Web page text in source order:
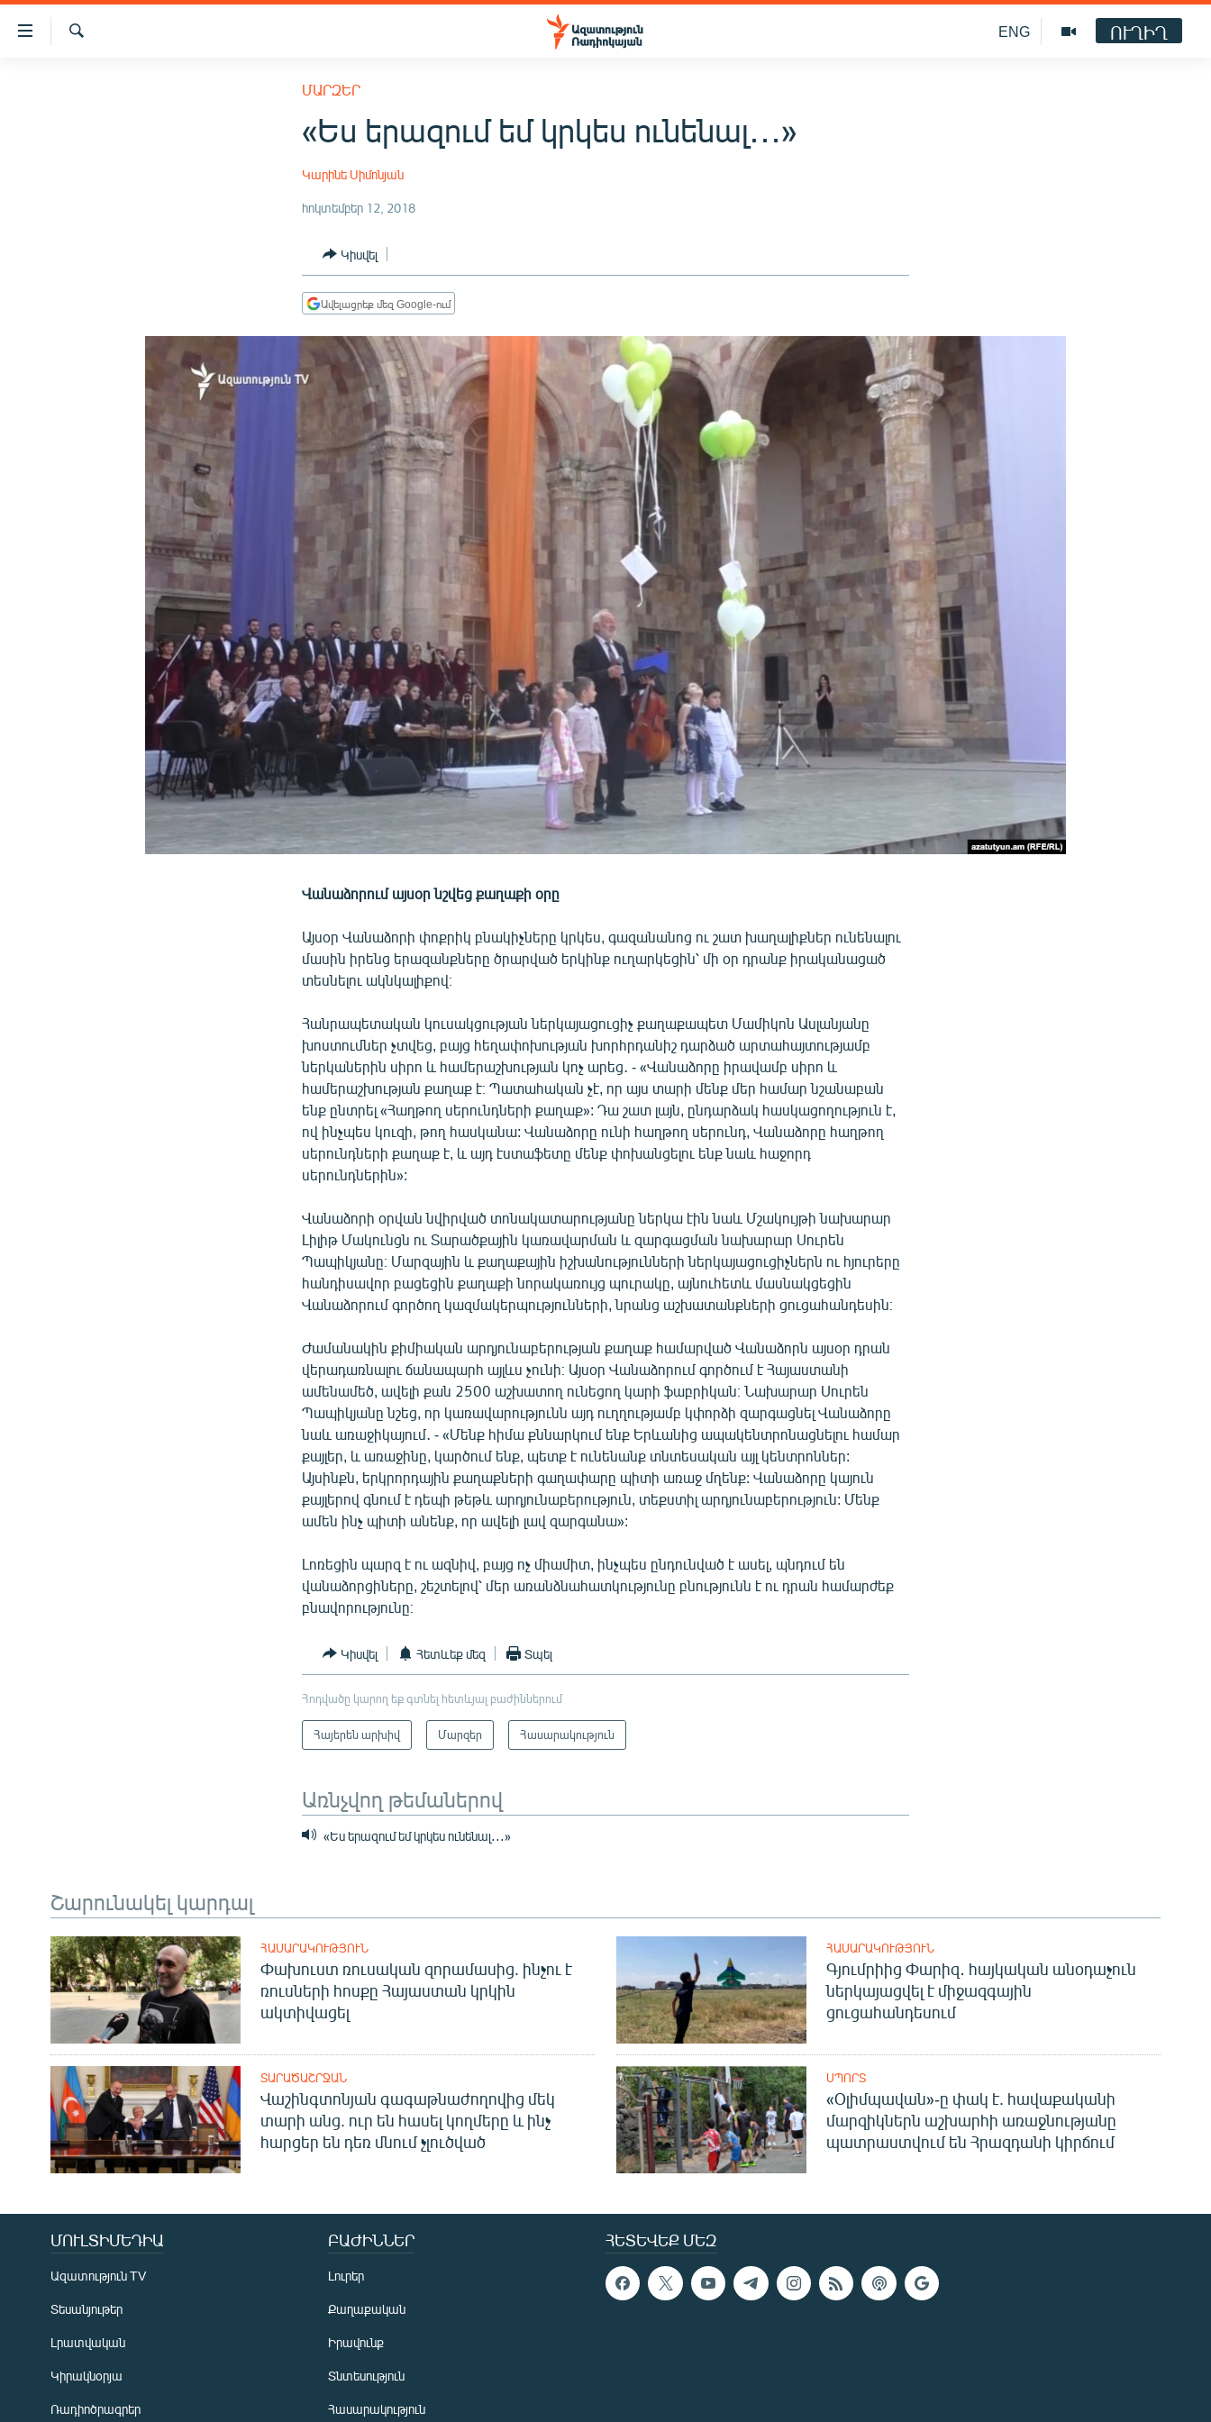
Մատչելիության
հղումներ
ՊԱՏԵՐԱԶՄԻ 6 ՇԱԲԱԹՆԵՐԸ
ՄԵԿՆԱԲԱՆՈՒԹՅՈՒՆ
ՁԳՏԵԼՈՎ ԼԱՎԱԳՈՒՅՆԻՆ
ENG ՈՒՂԻՂ
ՄԱՐԶԵՐ
«Ես երազում եմ կրկես ունենալ․․․»
Կարինե Սիմոնյան
հոկտեմբեր 12, 2018
Կիսվել
Ավելացրեք մեզ Google-ում
Վանաձորում այսօր նշվեց քաղաքի օրը
Այսօր Վանաձորի փոքրիկ բնակիչները կրկես, գազանանոց ու շատ խաղալիքներ ունենալու
մասին իրենց երազանքները ծրարված երկինք ուղարկեցին՝ մի օր դրանք իրականացած
տեսնելու ակնկալիքով։
Հանրապետական կուսակցության ներկայացուցիչ քաղաքապետ Մամիկոն Ասլանյանը
խոստումներ չտվեց, բայց հեղափոխության խորհրդանիշ դարձած արտահայտությամբ
ներկաներին սիրո և համերաշխության կոչ արեց․ - «Վանաձորը իրավամբ սիրո և
համերաշխության քաղաք է։ Պատահական չէ, որ այս տարի մենք մեր համար նշանաբան
ենք ընտրել «Հաղթող սերունդների քաղաք»: Դա շատ լայն, ընդարձակ հասկացողություն է,
ով ինչպես կուզի, թող հասկանա: Վանաձորը ունի հաղթող սերունդ, Վանաձորը հաղթող
սերունդների քաղաք է, և այդ էստաֆետը մենք փոխանցելու ենք նաև հաջորդ
սերունդներին»:
Վանաձորի օրվան նվիրված տոնակատարությանը ներկա էին նաև Մշակույթի նախարար
Լիլիթ Մակունցն ու Տարածքային կառավարման և զարգացման նախարար Սուրեն
Պապիկյանը։ Մարզային և քաղաքային իշխանությունների ներկայացուցիչներն ու հյուրերը
հանդիսավոր բացեցին քաղաքի նորակառույց պուրակը, այնուհետև մասնակցեցին
Վանաձորում գործող կազմակերպությունների, նրանց աշխատանքների ցուցահանդեսին։
Ժամանակին քիմիական արդյունաբերության քաղաք համարված Վանաձորն այսօր դրան
վերադառնալու ճանապարհ այլևս չունի։ Այսօր Վանաձորում գործում է Հայաստանի
ամենամեծ, ավելի քան 2500 աշխատող ունեցող կարի ֆաբրիկան։ Նախարար Սուրեն
Պապիկյանը նշեց, որ կառավարությունն այդ ուղղությամբ կփորձի զարգացնել Վանաձորը
նաև առաջիկայում․ - «Մենք հիմա քննարկում ենք Երևանից ապակենտրոնացնելու համար
քայլեր, և առաջինը, կարծում ենք, պետք է ունենանք տնտեսական այլ կենտրոններ:
Այսինքն, երկրորդային քաղաքների գաղափարը պիտի առաջ մղենք: Վանաձորը կայուն
քայլերով գնում է դեպի թեթև արդյունաբերություն, տեքստիլ արդյունաբերություն: Մենք
ամեն ինչ պիտի անենք, որ ավելի լավ զարգանա»:
Լոռեցին պարզ է ու ազնիվ, բայց ոչ միամիտ, ինչպես ընդունված է ասել, պնդում են
վանաձորցիները, շեշտելով՝ մեր առանձնահատկությունը բնությունն է ու դրան համարժեք
բնավորությունը։
Կիսվել Հետևեք մեզ Տպել
Հոդվածը կարող եք գտնել հետևյալ բաժիններում
Հայերեն արխիվ Մարզեր Հասարակություն
Առնչվող թեմաներով
«Ես երազում եմ կրկես ունենալ․․․»
Շարունակել կարդալ
ՀԱՍԱՐԱԿՈՒԹՅՈՒՆ
Փախուստ ռուսական զորամասից. ինչու է
ռուսների հոսքը Հայաստան կրկին
ակտիվացել
ՀԱՍԱՐԱԿՈՒԹՅՈՒՆ
Գյումրիից Փարիզ․ հայկական անօդաչուն
ներկայացվել է միջազգային
ցուցահանդեսում
ՏԱՐԱԾԱՇՐՋԱՆ
Վաշինգտոնյան գագաթնաժողովից մեկ
տարի անց. ուր են հասել կողմերը և ինչ
հարցեր են դեռ մնում չլուծված
ՍՊՈՐՏ
«Օլիմպավան»-ը փակ է. հավաքականի
մարզիկներն աշխարհի առաջնությանը
պատրաստվում են Հրազդանի կիրճում
ՀԵՏԵՎԵՔ ՄԵԶ
ՄՈՒԼՏԻՄԵԴԻԱ
Ազատություն TV
Տեսանյութեր
Լրատվական
Կիրակնօրյա
Ռադիոծրագրեր
ԲԱԺԻՆՆԵՐ
Լուրեր
Քաղաքական
Իրավունք
Տնտեսություն
Հասարակություն